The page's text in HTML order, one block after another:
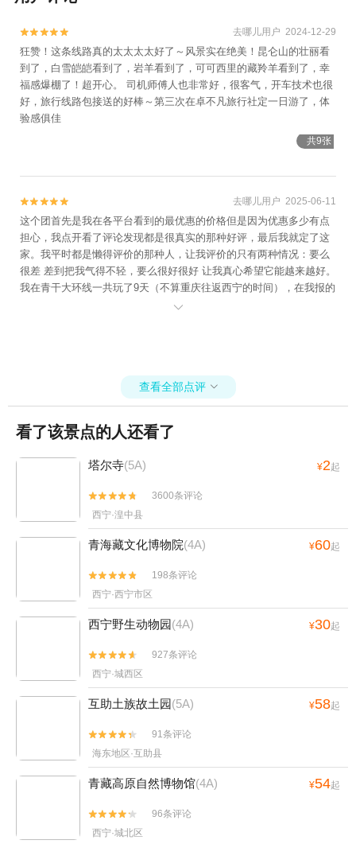

 去哪儿用户 2024-12-29
狂赞！这条线路真的太太太太好了～风景实在绝美！昆仑山的壮丽看
到了，白雪皑皑看到了，岩羊看到了，可可西里的藏羚羊看到了，幸
福感爆棚了！超开心。 司机师傅人也非常好，很客气，开车技术也很
好，旅行线路包接送的好棒～第三次在卓不凡旅行社定一日游了，体
验感俱佳
共9张

 去哪儿用户 2025-06-11
这个团首先是我在各平台看到的最优惠的价格但是因为优惠多少有点
担心，我点开看了评论发现都是很真实的那种好评，最后我就定了这
家。我平时都是懒得评价的那种人，让我评价的只有两种情况：要么
很差 差到把我气得不轻，要么很好很好 让我真心希望它能越来越好。
我在青干大环线一共玩了9天（不算重庆往返西宁的时间），在我报的
一日游中，这家的司机师傅兼导游是我认为的服务最好的，这里需要
难闻的皮革味还是我兴奋开心闻不到皮革味），以至于我那一天全程
都没有任何晕车反应☺️在往返途中，我们遇见了好多野生动物，都是
段师傅先帮我们观察到的，师傅的眼睛就是尺啊哈哈，因为每次他看
到了我们都没看到问他“哪里哪里，我怎么没看到”他指“那里那里！”啊
距离的看到了其他动物，这是我第一次亲眼在野外见到这些野生动
师傅马上停车继续帮我们拍“今天一直下雨天气不好，这不是你们唯一
的遗憾吗，现在刚好天晴了，好漂亮，快下来我给你们拍”呜呜呜呜呜
真的是一个很好很好的师傅呀，🥸搞笑的是后面师傅给我们拍着拍着
无人机差点掉到瑶池里面去了，因为那里没有信号无人机没电了不能
自己返航也不知道是掉到哪里去了，然后师傅就让我们可以自己继续
手机拍照或者去车上等他 他去找一下无人机，还好后面他找到了无人
机🥹啊哈哈哈哈哈，而且整个团队刚好除了师傅都是女孩子，大家也

查看全部点评 
看了该景点的人还看了
塔尔寺(5A) ¥2起


3600条评论
西宁·湟中县
青海藏文化博物院(4A) ¥60起


198条评论
西宁·西宁市区
西宁野生动物园(4A) ¥30起


927条评论
西宁·城西区
互助土族故土园(5A) ¥58起


91条评论
海东地区·互助县
青藏高原自然博物馆(4A) ¥54起


96条评论
西宁·城北区